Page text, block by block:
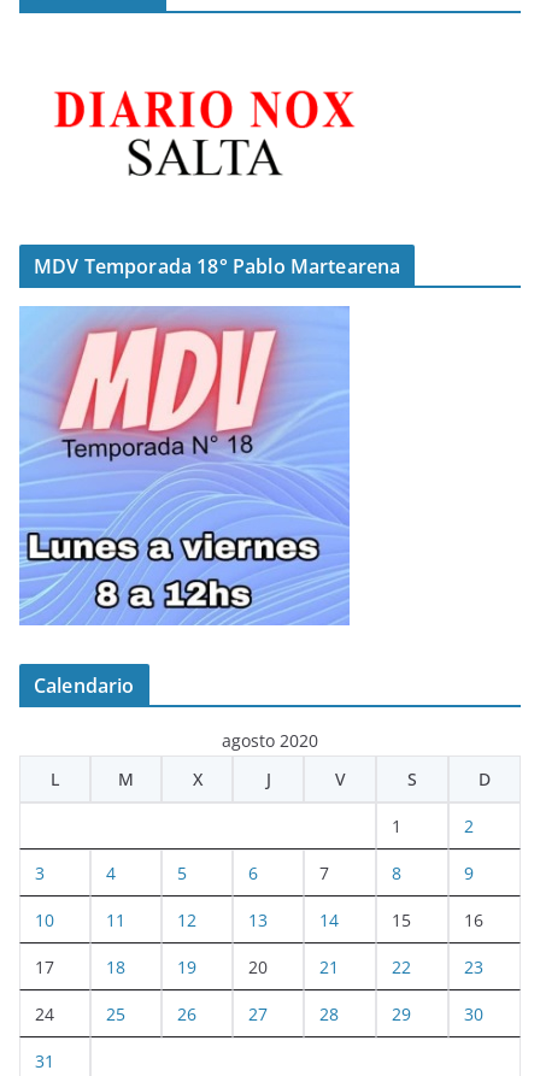
MDV Temporada 18° Pablo Martearena
Calendario
agosto 2020
L
M X J V S D
1 2
3 4 5 6 7 8 9
10 11 12 13 14 15 16
17 18 19 20 21 22 23
24 25 26 27 28 29 30
31